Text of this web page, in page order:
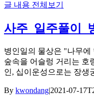
글 내용 전체보기
사주_일주풀이_
병인일의 물상은 "나무에
숲속을 어슬렁 거리는 호
인, 십이운성으로는 장생
By kwondang|2021-07-